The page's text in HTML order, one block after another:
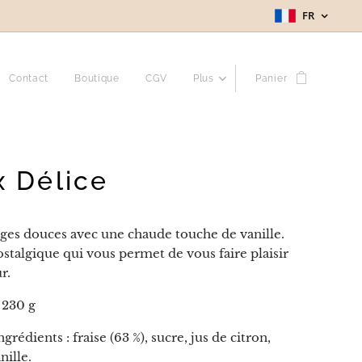
FR
Contact Boutique CGV Plus Panier
Délice
douces avec une chaude touche de vanille.
qui vous permet de vous faire plaisir
g
: fraise (63 %), sucre, jus de citron,